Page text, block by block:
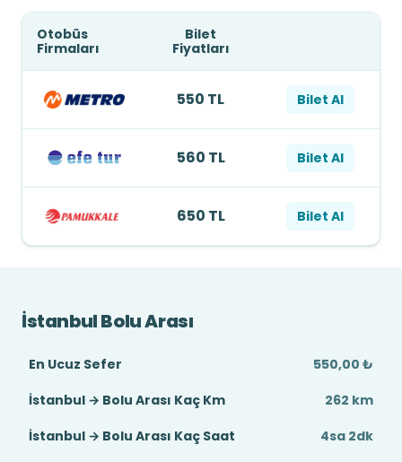
Otobüs
Firmaları
Bilet
Fiyatları
550 TL Bilet Al
560 TL Bilet Al
650 TL Bilet Al
İstanbul Bolu Arası
En Ucuz Sefer
550,00 ₺
İstanbul → Bolu Arası Kaç Km
262 km
İstanbul → Bolu Arası Kaç Saat
4sa 2dk